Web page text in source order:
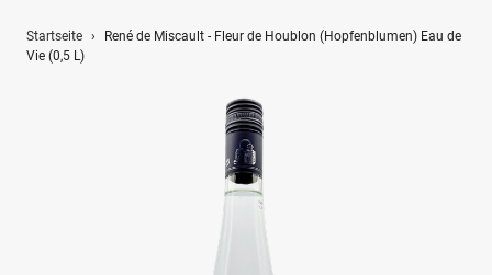
Direkt
zum
Startseite ›
René de Miscault - Fleur de Houblon (Hopfenblumen) Eau de
Vie (0,5 L)